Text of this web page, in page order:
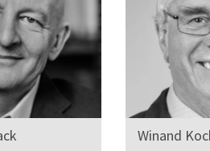
Winand